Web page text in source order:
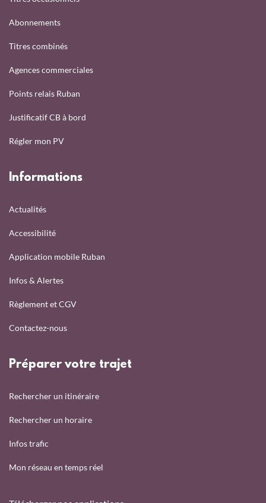
Abonnements
Titres combinés
Agences commerciales
Points relais Ruban
Justificatif CB à bord
Régler mon PV
Informations
Actualités
Accessibilité
Application mobile Ruban
Infos & Alertes
Règlement et CGV
Contactez-nous
Préparer votre trajet
Rechercher un itinéraire
Rechercher un horaire
Infos trafic
Mon réseau en temps réel